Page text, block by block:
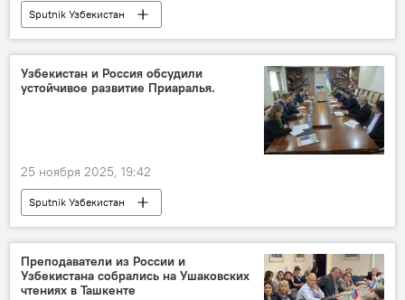
Sputnik Узбекистан
Узбекистан и Россия обсудили
устойчивое развитие Приаралья.
25 ноября 2025, 19:42
Sputnik Узбекистан
Преподаватели из России и
Узбекистана собрались на Ушаковских
чтениях в Ташкенте